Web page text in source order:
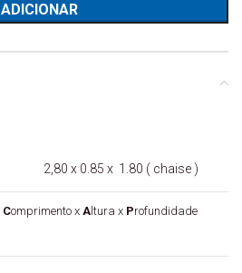
ADICIONAR
2,80 x 0.85 x 1.80 ( chaise )
Comprimento x Altura x Profundidade